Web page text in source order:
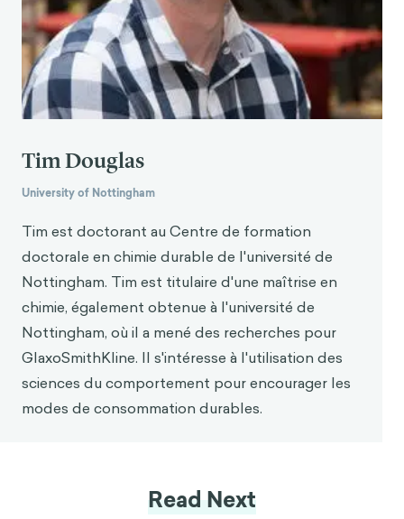
Motivate Environmental Conservation in Hotels.
Journal of Consumer Research 2008, 35 (3), 472-
482.
Tim Douglas
University of Nottingham
Tim est doctorant au Centre de formation
doctorale en chimie durable de l'université de
Nottingham. Tim est titulaire d'une maîtrise en
chimie, également obtenue à l'université de
Nottingham, où il a mené des recherches pour
GlaxoSmithKline. Il s'intéresse à l'utilisation des
sciences du comportement pour encourager les
modes de consommation durables.
Read Next